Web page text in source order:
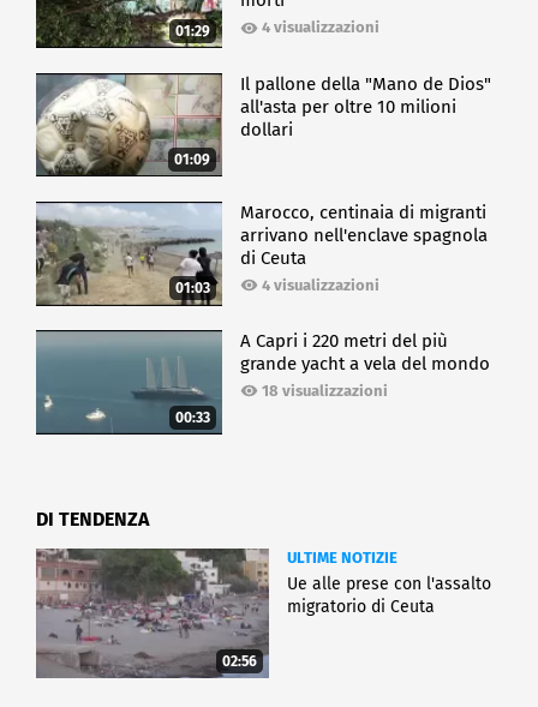
01:29 4 visualizzazioni
01:09
Il pallone della "Mano de Dios"
all'asta per oltre 10 milioni
dollari
01:03
Marocco, centinaia di migranti
arrivano nell'enclave spagnola
di Ceuta
4 visualizzazioni
00:33
A Capri i 220 metri del più
grande yacht a vela del mondo
18 visualizzazioni
DI TENDENZA
02:56
ULTIME NOTIZIE
Ue alle prese con l'assalto
migratorio di Ceuta